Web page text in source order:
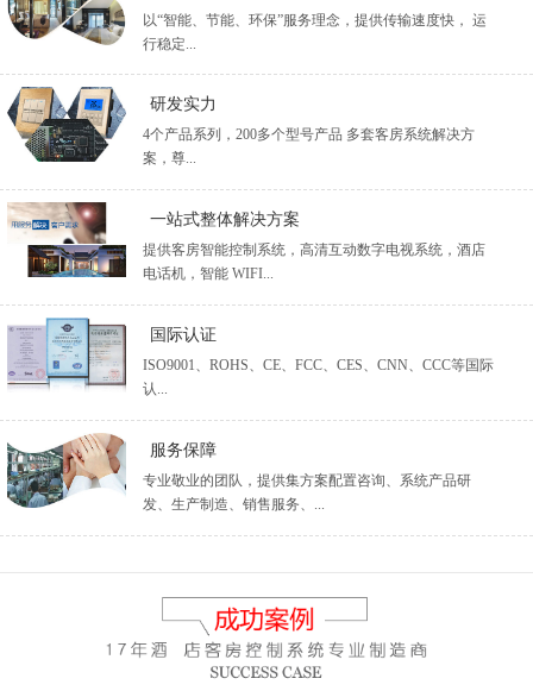
以“智能、节能、环保”服务理念，提供传输速度快， 运
行稳定...
研发实力
4个产品系列，200多个型号产品 多套客房系统解决方
案，尊...
一站式整体解决方案
提供客房智能控制系统，高清互动数字电视系统，酒店
电话机，智能 WIFI...
国际认证
ISO9001、ROHS、CE、FCC、CES、CNN、CCC等国际
认...
服务保障
专业敬业的团队，提供集方案配置咨询、系统产品研
发、生产制造、销售服务、...